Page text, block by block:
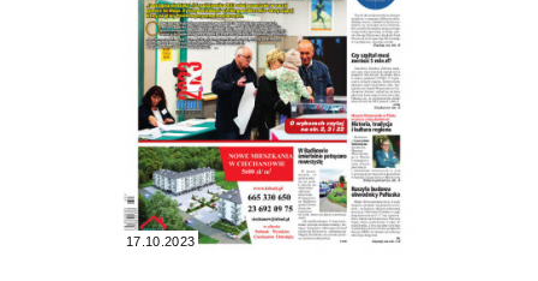
17.10.2023